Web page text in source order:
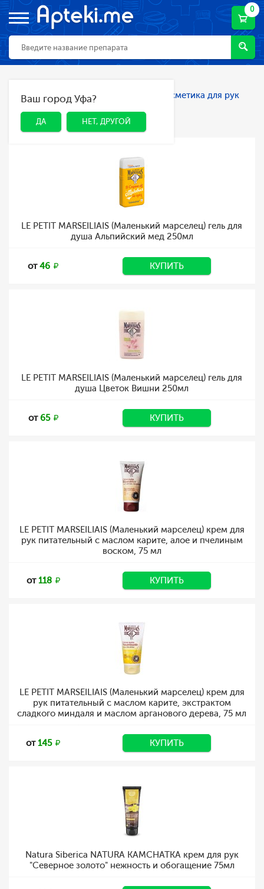
0
ДА НЕТ, ДРУГОЙ
Ваш город Уфа?
ДА НЕТ, ДРУГОЙ
Главная Каталог Косметика для рук
Косметика для рук
LE PETIT MARSEILIAIS (Маленький марселец) гель для
душа Альпийский мед 250мл
от46 КУПИТЬ
LE PETIT MARSEILIAIS (Маленький марселец) гель для
душа Цветок Вишни 250мл
от65 КУПИТЬ
LE PETIT MARSEILIAIS (Маленький марселец) крем для
рук питательный с маслом карите, алое и пчелиным
воском, 75 мл
от118 КУПИТЬ
LE PETIT MARSEILIAIS (Маленький марселец) крем для
рук питательный с маслом карите, экстрактом
сладкого миндаля и маслом арганового дерева, 75 мл
от145 КУПИТЬ
Natura Siberica NATURA KAMCHATKA крем для рук
"Северное золото" нежность и обогащение 75мл